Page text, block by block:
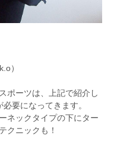
）
ポーツは、上記で紹介し
要になってきます。
ネックタイプの下にター
クニックも！